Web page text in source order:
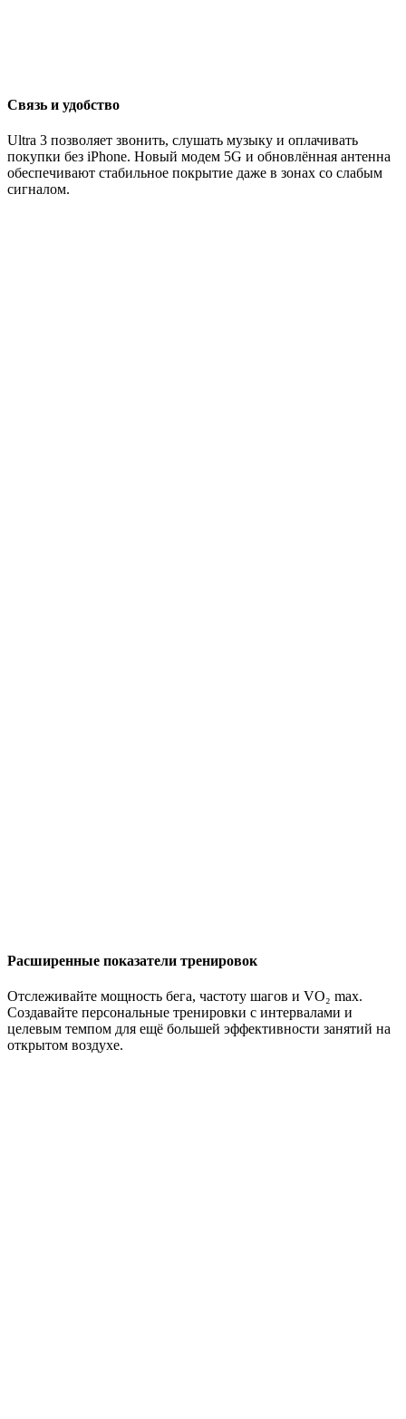
Связь и удобство
Ultra 3 позволяет звонить, слушать музыку и оплачивать
покупки без iPhone. Новый модем 5G и обновлённая антенна
обеспечивают стабильное покрытие даже в зонах со слабым
сигналом.
Расширенные показатели тренировок
Отслеживайте мощность бега, частоту шагов и VO₂ max.
Создавайте персональные тренировки с интервалами и
целевым темпом для ещё большей эффективности занятий на
открытом воздухе.